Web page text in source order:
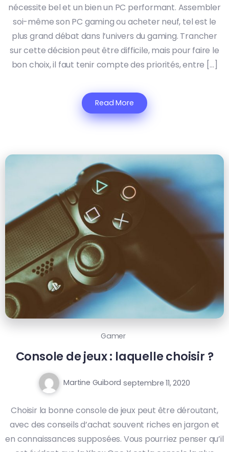
nécessite bel et un bien un PC performant. Assembler
soi-même son PC gaming ou acheter neuf, tel est le
plus grand débat dans l’univers du gaming. Trancher
sur cette décision peut être difficile, mais pour faire le
bon choix, il faut tenir compte des priorités, entre […]
Read More
Gamer
Console de jeux : laquelle choisir ?
Martine Guibord septembre 11, 2020
Choisir la bonne console de jeux peut être déroutant,
avec des conseils d’achat souvent riches en jargon et
en connaissances supposées. Vous pourriez penser qu’il